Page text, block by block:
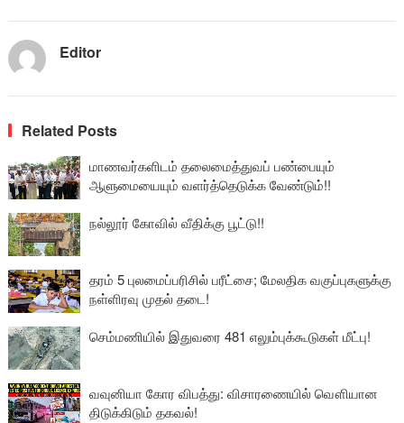
Editor
Related Posts
மாணவர்களிடம் தலைமைத்துவப் பண்பையும்
ஆளுமையையும் வளர்த்தெடுக்க வேண்டும்!!
நல்லூர் கோவில் வீதிக்கு பூட்டு!!
தரம் 5 புலமைப்பரிசில் பரீட்சை; மேலதிக வகுப்புகளுக்கு
நள்ளிரவு முதல் தடை!
செம்மணியில் இதுவரை 481 எலும்புக்கூடுகள் மீட்பு!
வவுனியா கோர விபத்து: விசாரணையில் வௌியான
திடுக்கிடும் தகவல்!